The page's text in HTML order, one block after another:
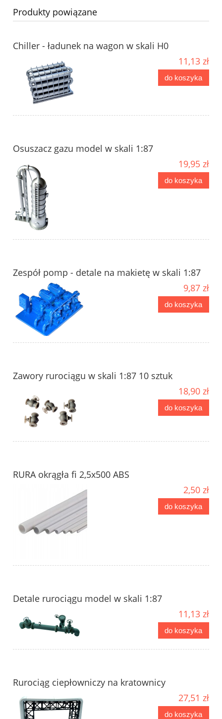
Produkty powiązane
Chiller - ładunek na wagon w skali H0
11,13 zł
do koszyka
Osuszacz gazu model w skali 1:87
19,95 zł
do koszyka
Zespół pomp - detale na makietę w skali 1:87
9,87 zł
do koszyka
Zawory rurociągu w skali 1:87 10 sztuk
18,90 zł
do koszyka
RURA okrągła fi 2,5x500 ABS
2,50 zł
do koszyka
Detale rurociągu model w skali 1:87
11,13 zł
do koszyka
Rurociąg ciepłowniczy na kratownicy
27,51 zł
do koszyka